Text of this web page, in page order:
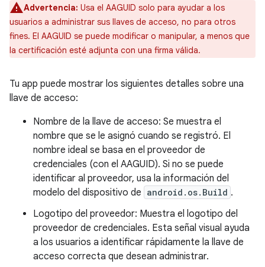
Advertencia: Usa el AAGUID solo para ayudar a los
usuarios a administrar sus llaves de acceso, no para otros
fines. El AAGUID se puede modificar o manipular, a menos que
la certificación esté adjunta con una firma válida.
Tu app puede mostrar los siguientes detalles sobre una
llave de acceso:
Nombre de la llave de acceso: Se muestra el
nombre que se le asignó cuando se registró. El
nombre ideal se basa en el proveedor de
credenciales (con el AAGUID). Si no se puede
identificar al proveedor, usa la información del
modelo del dispositivo de android.os.Build .
Logotipo del proveedor: Muestra el logotipo del
proveedor de credenciales. Esta señal visual ayuda
a los usuarios a identificar rápidamente la llave de
acceso correcta que desean administrar.